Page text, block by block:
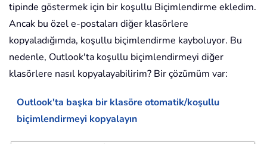
tipinde göstermek için bir koşullu Biçimlendirme ekledim.
Ancak bu özel e-postaları diğer klasörlere
kopyaladığımda, koşullu biçimlendirme kayboluyor. Bu
nedenle, Outlook'ta koşullu biçimlendirmeyi diğer
klasörlere nasıl kopyalayabilirim? Bir çözümüm var:
Outlook'ta başka bir klasöre otomatik/koşullu
biçimlendirmeyi kopyalayın